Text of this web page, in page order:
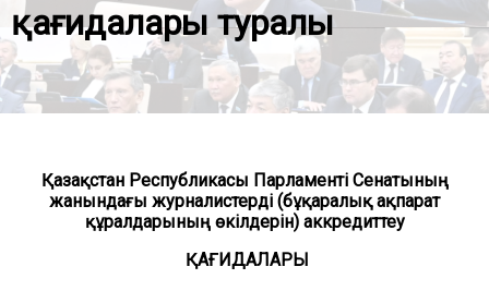
қағидалары туралы
Қазақстан Республикасы Парламенті Сенатының
жанындағы журналистерді (бұқаралық ақпарат
құралдарының өкілдерін) аккредиттеу
ҚАҒИДАЛАРЫ